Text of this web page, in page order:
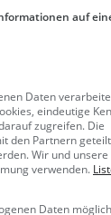
von
Berlin
Restaura
nt, Abendess
en, Mittagess
auf
Daten
eindeutige
zugreifen. Die
den Partnern
Wir und
verwenden.
Daten